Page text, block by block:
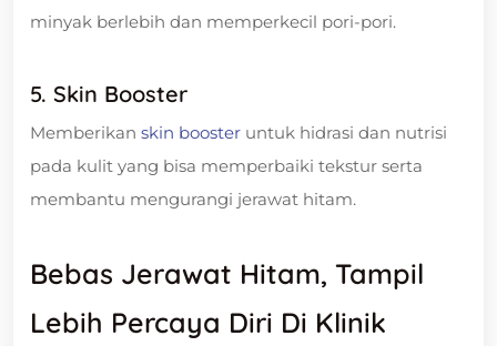
minyak berlebih dan memperkecil pori-pori.
5. Skin Booster
Memberikan skin booster untuk hidrasi dan nutrisi
pada kulit yang bisa memperbaiki tekstur serta
membantu mengurangi jerawat hitam.
Bebas Jerawat Hitam, Tampil
Lebih Percaya Diri Di Klinik